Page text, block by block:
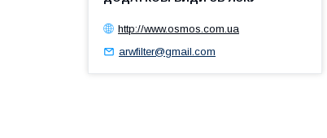
http://www.osmos.com.ua
arwfilter@gmail.com